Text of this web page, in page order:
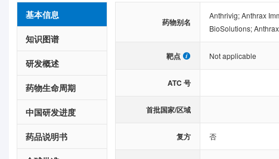
基本信息
知识图谱
研发概述
药物生命周期
中国研发进度
药品说明书
药物别名
Anthrivig; Anthrax
BioSolutions;
靶点 Not applicable
ATC 号
首批国家/区域
复方 否